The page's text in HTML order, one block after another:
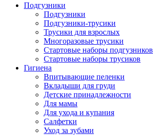
Подгузники
Подгузники
Подгузники-трусики
Трусики для взрослых
Многоразовые трусики
Стартовые наборы подгузников
Стартовые наборы трусиков
Гигиена
Впитывающие пеленки
Вкладыши для груди
Детские принадлежности
Для мамы
Для ухода и купания
Салфетки
Уход за зубами